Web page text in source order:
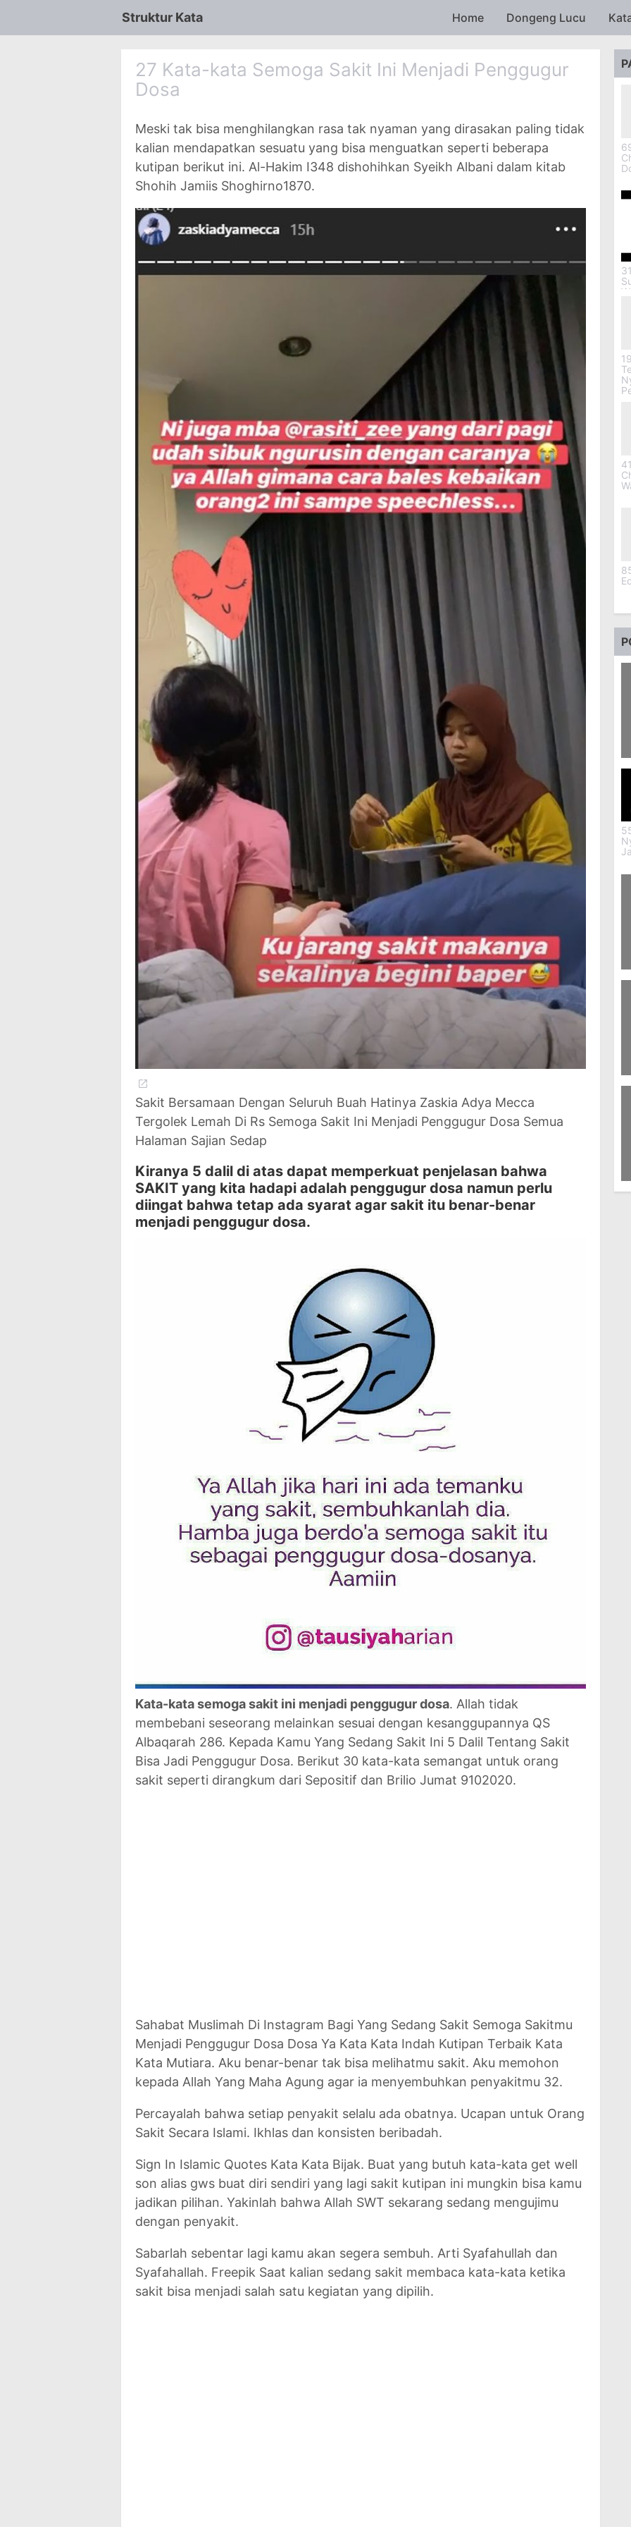
Skip to main content
Struktur Kata Home Dongeng Lucu
27 Kata-kata Semoga Sakit Ini Menjadi Penggugur
Dosa
Meski tak bisa menghilangkan rasa tak nyaman yang dirasakan paling tidak
kalian mendapatkan sesuatu yang bisa menguatkan seperti beberapa
kutipan berikut ini. Al-Hakim I348 dishohihkan Syeikh Albani dalam kitab
Shohih Jamiis Shoghirno1870.
Sakit Bersamaan Dengan Seluruh Buah Hatinya Zaskia Adya Mecca
Tergolek Lemah Di Rs Semoga Sakit Ini Menjadi Penggugur Dosa Semua
Halaman Sajian Sedap
Kiranya 5 dalil di atas dapat memperkuat penjelasan bahwa
SAKIT yang kita hadapi adalah penggugur dosa namun perlu
diingat bahwa tetap ada syarat agar sakit itu benar-benar
menjadi penggugur dosa.
Kata-kata semoga sakit ini menjadi penggugur dosa. Allah tidak
membebani seseorang melainkan sesuai dengan kesanggupannya QS
Albaqarah 286. Kepada Kamu Yang Sedang Sakit Ini 5 Dalil Tentang Sakit
Bisa Jadi Penggugur Dosa. Berikut 30 kata-kata semangat untuk orang
sakit seperti dirangkum dari Sepositif dan Brilio Jumat 9102020.
Sahabat Muslimah Di Instagram Bagi Yang Sedang Sakit Semoga Sakitmu
Menjadi Penggugur Dosa Dosa Ya Kata Kata Indah Kutipan Terbaik Kata
Kata Mutiara. Aku benar-benar tak bisa melihatmu sakit. Aku memohon
kepada Allah Yang Maha Agung agar ia menyembuhkan penyakitmu 32.
Percayalah bahwa setiap penyakit selalu ada obatnya. Ucapan untuk Orang
Sakit Secara Islami. Ikhlas dan konsisten beribadah.
Sign In Islamic Quotes Kata Kata Bijak. Buat yang butuh kata-kata get well
son alias gws buat diri sendiri yang lagi sakit kutipan ini mungkin bisa kamu
jadikan pilihan. Yakinlah bahwa Allah SWT sekarang sedang mengujimu
dengan penyakit.
Sabarlah sebentar lagi kamu akan segera sembuh. Arti Syafahullah dan
Syafahallah. Freepik Saat kalian sedang sakit membaca kata-kata ketika
sakit bisa menjadi salah satu kegiatan yang dipilih.